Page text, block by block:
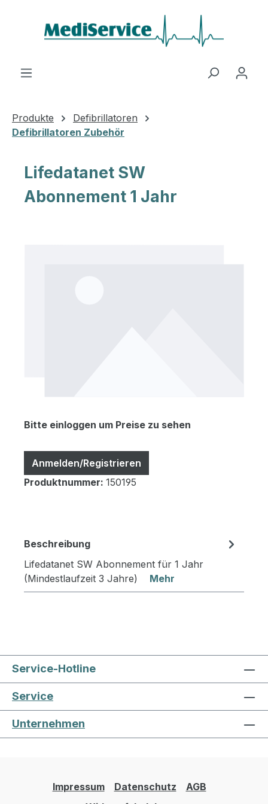
Produkte
Defibrillatoren
Defibrillatoren Zubehör
Lifedatanet SW
Abonnement 1 Jahr
Bitte einloggen um Preise zu sehen
Anmelden/Registrieren
Produktnummer: 150195
Beschreibung
Lifedatanet SW Abonnement für 1 Jahr
(Mindestlaufzeit 3 Jahre) Mehr
Service-Hotline
Service
Unternehmen
Impressum Datenschutz
AGB